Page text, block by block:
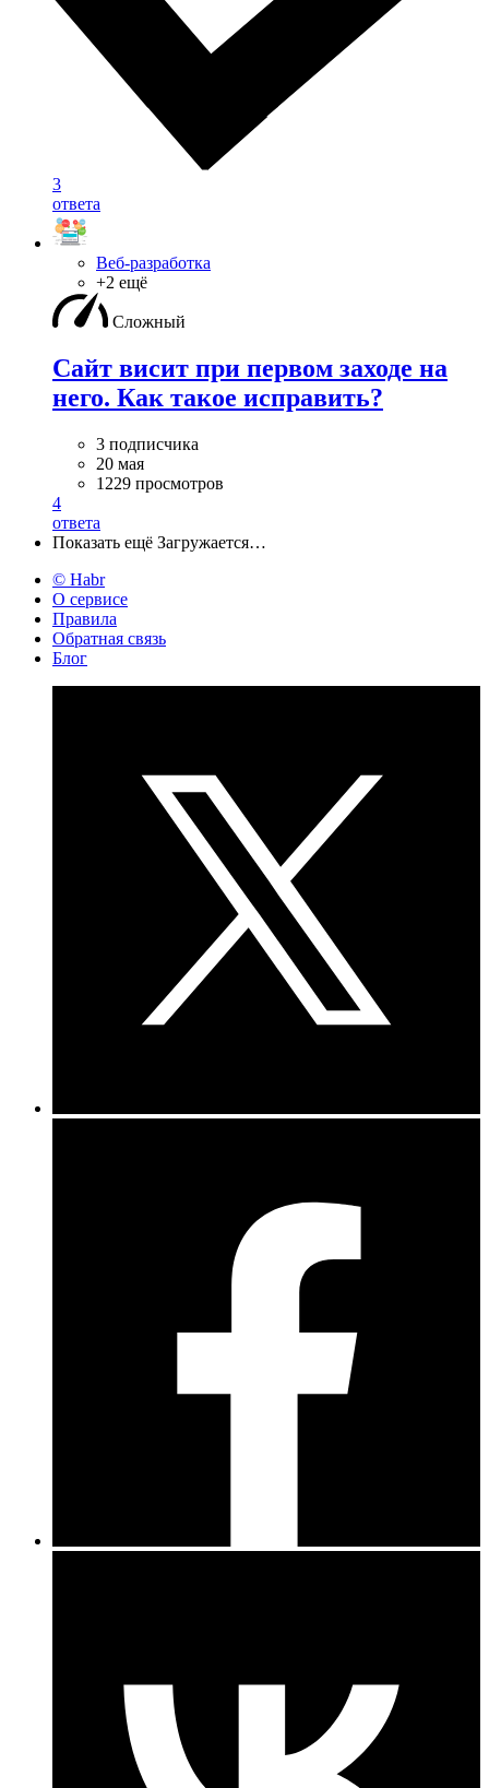
3
ответа
Веб-разработка
+2 ещё
Сложный
Сайт висит при первом заходе на
него. Как такое исправить?
3 подписчика
20 мая
1229 просмотров
4
ответа
Показать ещё Загружается…
© Habr
О сервисе
Правила
Обратная связь
Блог